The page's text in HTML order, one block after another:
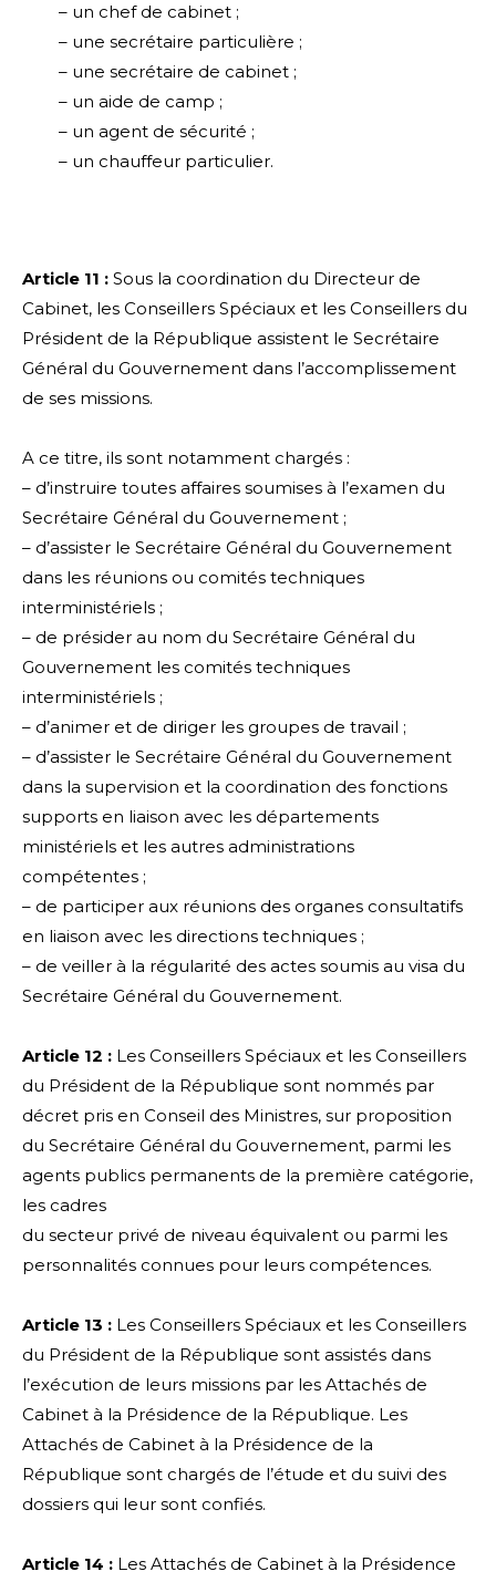
– un chef de cabinet ;
– une secrétaire particulière ;
– une secrétaire de cabinet ;
– un aide de camp ;
– un agent de sécurité ;
– un chauffeur particulier.
Article 11 : Sous la coordination du Directeur de
Cabinet, les Conseillers Spéciaux et les Conseillers du
Président de la République assistent le Secrétaire
Général du Gouvernement dans l’accomplissement
de ses missions.
A ce titre, ils sont notamment chargés :
– d’instruire toutes affaires soumises à l’examen du
Secrétaire Général du Gouvernement ;
– d’assister le Secrétaire Général du Gouvernement
dans les réunions ou comités techniques
interministériels ;
– de présider au nom du Secrétaire Général du
Gouvernement les comités techniques
interministériels ;
– d’animer et de diriger les groupes de travail ;
– d’assister le Secrétaire Général du Gouvernement
dans la supervision et la coordination des fonctions
supports en liaison avec les départements
ministériels et les autres administrations
compétentes ;
– de participer aux réunions des organes consultatifs
en liaison avec les directions techniques ;
– de veiller à la régularité des actes soumis au visa du
Secrétaire Général du Gouvernement.
Article 12 : Les Conseillers Spéciaux et les Conseillers
du Président de la République sont nommés par
décret pris en Conseil des Ministres, sur proposition
du Secrétaire Général du Gouvernement, parmi les
agents publics permanents de la première catégorie,
les cadres
du secteur privé de niveau équivalent ou parmi les
personnalités connues pour leurs compétences.
Article 13 : Les Conseillers Spéciaux et les Conseillers
du Président de la République sont assistés dans
l’exécution de leurs missions par les Attachés de
Cabinet à la Présidence de la République. Les
Attachés de Cabinet à la Présidence de la
République sont chargés de l’étude et du suivi des
dossiers qui leur sont confiés.
Article 14 : Les Attachés de Cabinet à la Présidence